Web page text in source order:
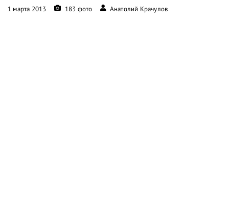
1 марта 2013 183 фото Анатолий Крачулов